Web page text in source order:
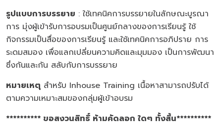
รูปแบบการบรรยาย : ใช้เทคนิคการบรรยายในลักษณะบูรณา
การ มุ่งผู้เข้ารับการอบรมเป็นศูนย์กลางของการเรียนรู้ ใช้
กิจกรรมเป็นสื่อของการเรียนรู้ และใช้เทคนิคการอภิปราย การ
ระดมสมอง เพื่อแลกเปลี่ยนความคิดและมุมมอง เป็นการพัฒนา
ซึ่งกันและกัน สลับกับการบรรยาย
หมายเหตุ สำหรับ Inhouse Training เนื้อหาสามารถปรับได้
ตามความเหมาะสมของกลุ่มผู้เข้าอบรม
********** ขอสงวนสิทธิ์ ห้ามคัดลอก ใดๆ ทั้งสิ้น**********